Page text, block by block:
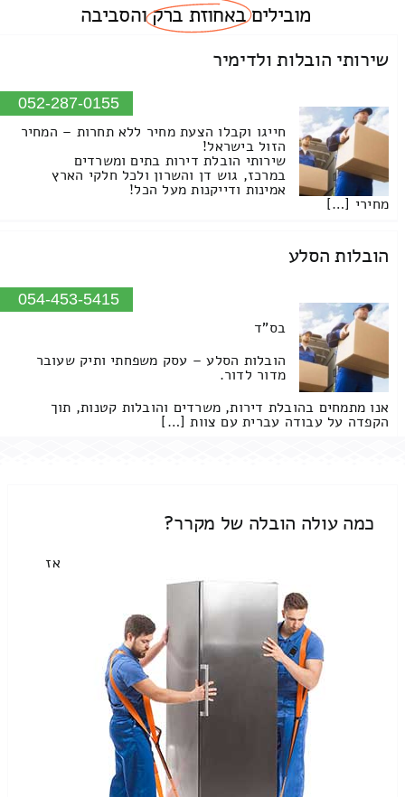
מוביליםבאחוזת ברקוהסביבה
שירותי הובלות ולדימיר
052-287-0155
חייגו וקבלו הצעת מחיר ללא תחרות – המחיר
הזול בישראל!
שירותי הובלת דירות בתים ומשרדים
במרכז, גוש דן והשרון ולכל חלקי הארץ
אמינות ודייקנות מעל הכל!
מחירי […]
הובלות הסלע
054-453-5415
בס"ד
הובלות הסלע – עסק משפחתי ותיק שעובר
מדור לדור.
אנו מתמחים בהובלת דירות, משרדים והובלות קטנות, תוך
הקפדה על עבודה עברית עם צוות […]
כמה עולה הובלה של מקרר?
אז